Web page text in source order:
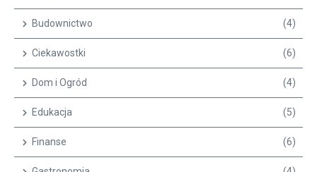
Budownictwo (4)
Ciekawostki (6)
Dom i Ogród (4)
Edukacja (5)
Finanse (6)